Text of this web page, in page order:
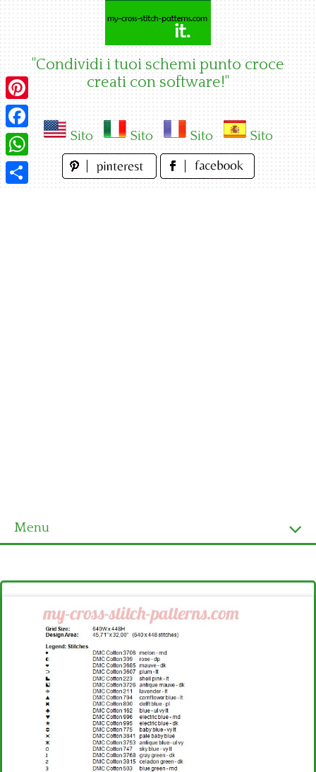
"Condividi i tuoi schemi punto croce
creati con software!"
Sito Sito Sito Sito
Menu
Ultimi schemi
Alfabeto
Bambini
Disney
Pinterest
Facebook
WhatsApp